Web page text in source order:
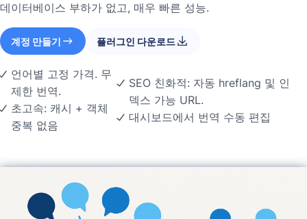
데이터베이스 부하가 없고, 매우 빠른 성능.
계정 만들기 플러그인 다운로드
언어별 고정 가격. 무
제한 번역.
초고속: 캐시 + 객체
중복 없음
SEO 친화적: 자동 hreflang 및 인
덱스 가능 URL.
대시보드에서 번역 수동 편집